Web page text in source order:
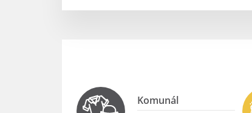
Komunál